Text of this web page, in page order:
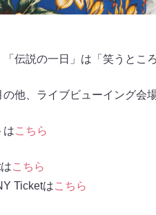
伝説の一日」は「笑うとこ
他、ライブビューイング会
はこちら
こちら
Ticketはこちら